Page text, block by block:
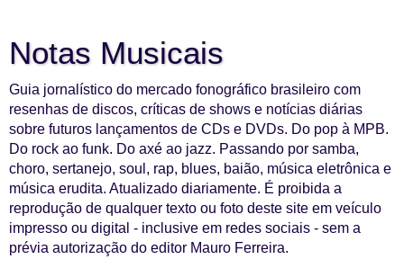
Notas Musicais
Guia jornalístico do mercado fonográfico brasileiro com
resenhas de discos, críticas de shows e notícias diárias
sobre futuros lançamentos de CDs e DVDs. Do pop à MPB.
Do rock ao funk. Do axé ao jazz. Passando por samba,
choro, sertanejo, soul, rap, blues, baião, música eletrônica e
música erudita. Atualizado diariamente. É proibida a
reprodução de qualquer texto ou foto deste site em veículo
impresso ou digital - inclusive em redes sociais - sem a
prévia autorização do editor Mauro Ferreira.